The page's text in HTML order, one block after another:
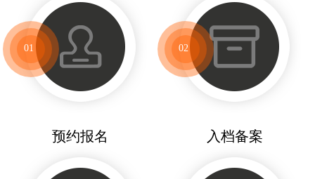
01
预约报名
02
入档备案